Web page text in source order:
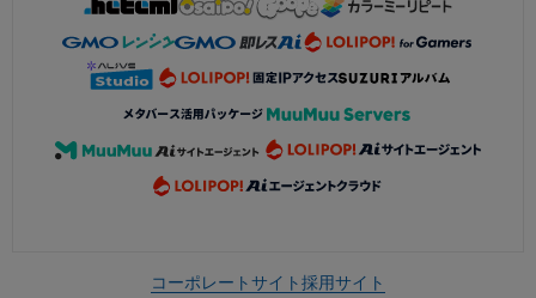
コーポレートサイト採用サイト